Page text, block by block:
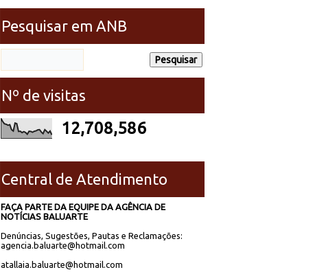
Pesquisar em ANB
Nº de visitas
12,708,586
Central de Atendimento
FAÇA PARTE DA EQUIPE DA AGÊNCIA DE
NOTÍCIAS BALUARTE
Denúncias, Sugestões, Pautas e Reclamações:
agencia.baluarte@hotmail.com
atallaia.baluarte@hotmail.com